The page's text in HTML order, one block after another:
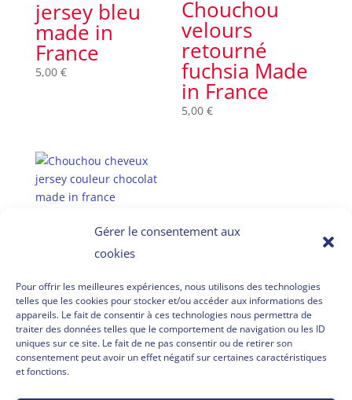
Gérer le consentement aux
cookies
Pour offrir les meilleures expériences, nous utilisons des technologies
telles que les cookies pour stocker et/ou accéder aux informations des
appareils. Le fait de consentir à ces technologies nous permettra de
traiter des données telles que le comportement de navigation ou les ID
uniques sur ce site. Le fait de ne pas consentir ou de retirer son
consentement peut avoir un effet négatif sur certaines caractéristiques
et fonctions.
jersey bleu
made in
France
5,00 €
Chouchou
velours
retourné
fuchsia Made
in France
5,00€
Chouchou
cheveux
chocolat
made in
France
5,00€